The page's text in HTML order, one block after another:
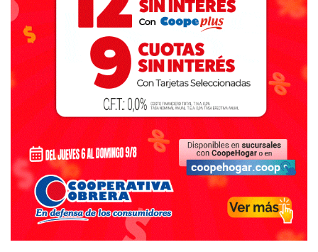
Arroyos, Necochea, Gonzales Chaves, Benito Juárez y
Coronel Pringles.
El rendimiento promedio del cultivo de trigo se estimó en
5000 kg/ha y para cebada 5300 kg/ha, rindes que superan
un 14 y 6% a los rendimientos estimados durante el
AgroTour 2017. La apuesta de los productores a
implementar paquetes tecnológicos y las excelentes
condiciones climáticas del año fueron responsables de
este incremento.
Como contrapartida, los altos niveles de humedad (tanto
en el suelo como en la atmósfera) favorecieron la aparición